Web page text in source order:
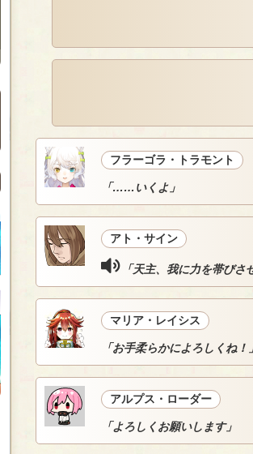
フラーゴラ・トラモント
「……いくよ」
アト・サイン
「天主、我に力を帯び
マリア・レイシス
「お手柔らかによろしくね！
アルプス・ローダー
「よろしくお願いします」